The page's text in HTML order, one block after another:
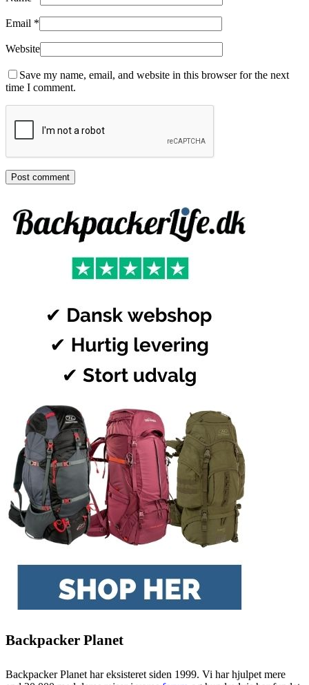
Email *
Website
Save my name, email, and website in this browser for the next
time I comment.
Backpacker Planet
Backpacker Planet har eksisteret siden 1999. Vi har hjulpet mere